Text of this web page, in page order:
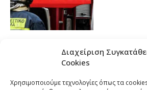
Διαχείριση
Cookies
Χρησιμοποιούμε τεχνολογίες όπως τα